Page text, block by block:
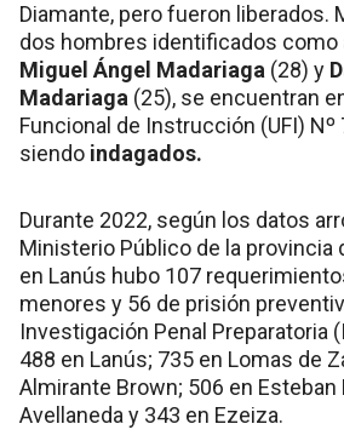
Diamante, pero fueron liberados.
dos hombres identificados como
Miguel Ángel Madariaga (28) y
Madariaga (25), se encuentran
Funcional de Instrucción (UFI) Nº
siendo indagados.
Durante 2022, según los datos
Ministerio Público de la provincia
en Lanús hubo 107
menores y 56 de prisión
Investigación Penal Preparatoria
488 en Lanús; 735 en Lomas de
Almirante Brown; 506 en Esteban
Avellaneda y 343 en Ezeiza.